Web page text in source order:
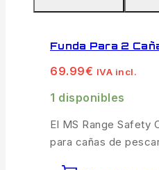
Funda Para 2
69.99€ IVA incl.
1 disponibles
El MS Range Safety
para cañas de